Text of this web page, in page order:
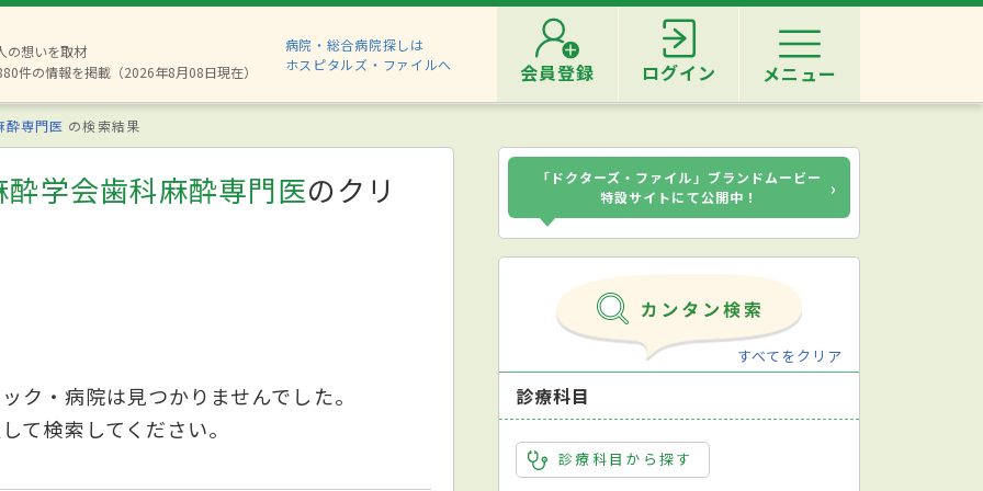
の想いを取材
件の情報を掲載（2026年8月08日現在）
病院・総合病院探しは
ホスピタルズ・ファイルへ
会員登録 ログイン メニュー
酔専門医 の検索結果
学会歯科麻酔専門医のクリ
ク・病院は見つかりませんでした。
て検索してください。
「ドクターズ・ファイル」ブランドムービー
特設サイトにて公開中！
›
すべてをクリア
診療科目
診療科目から探す